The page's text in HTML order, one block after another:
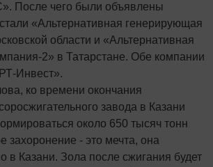
После чего были объявлены
«Альтернативная генерирующая
области и «Альтернативная
2» в Татарстане. Обе компании
Инвест».
ко времени окончания
завода в Казани
около 650 тысяч тонн
захоронение - это мечта, она
в Казани. Зола после сжигания будет